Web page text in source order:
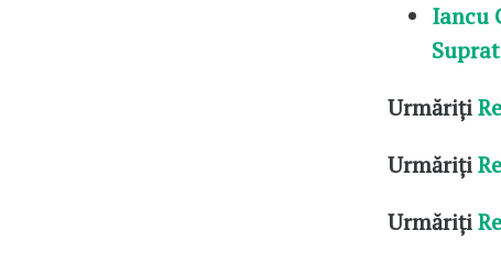
Iancu
Urmăriți
Urmăriți
Urmăriți